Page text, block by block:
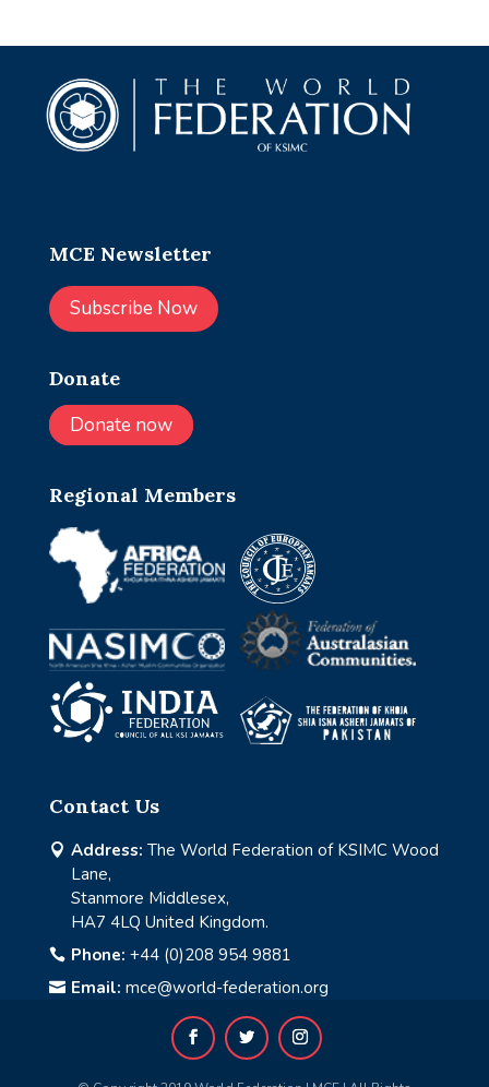
MCE Newsletter
Subscribe Now
Donate
Donate now
Regional Members
Contact Us
 Address: The World Federation of KSIMC Wood
Lane,
Stanmore Middlesex,
HA7 4LQ United Kingdom.
 Phone: +44 (0)208 954 9881
 Email: mce@world-federation.org